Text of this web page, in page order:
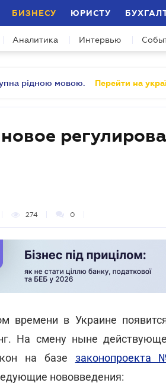
БИЗНЕСУ ЮРИСТУ
Аналитика Интервью
рідною мовою. Перейти на
новое
274 0
времени в Украине
На смену ныне
на базе
нововведения: